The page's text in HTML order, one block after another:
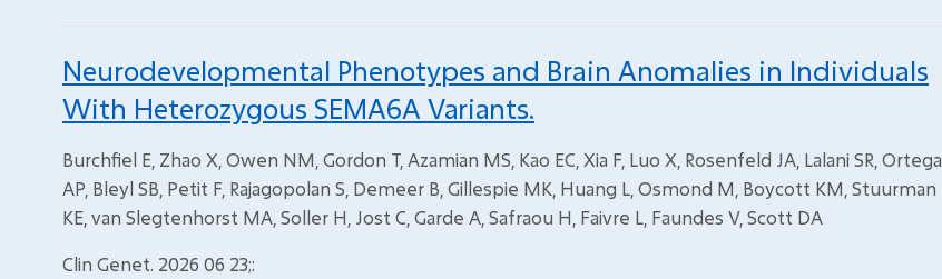
Neurodevelopmental Phenotypes and Brain Anomalies in Individuals
With Heterozygous SEMA6A Variants.
Burchfiel E, Zhao X, Owen NM, Gordon T, Azamian MS, Kao EC, Xia F, Luo X, Rosenfeld JA, Lalani SR, Ortega
AP, Bleyl SB, Petit F, Rajagopolan S, Demeer B, Gillespie MK, Huang L, Osmond M, Boycott KM, Stuurman
KE, van Slegtenhorst MA, Soller H, Jost C, Garde A, Safraou H, Faivre L, Faundes V, Scott DA
Clin Genet. 2026 06 23;: